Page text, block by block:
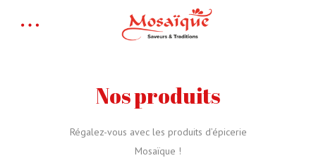
Nos produits
Régalez-vous avec les produits d’épicerie
Mosaïque !